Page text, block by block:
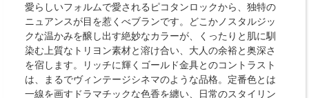
愛らしいフォルムで愛されるピコタンロックから、独特の
ニュアンスが目を惹くべブランです。どこかノスタルジッ
クな温かみを醸し出す絶妙なカラーが、くったりと肌に馴
染む上質なトリヨン素材と溶け合い、大人の余裕と奥深さ
を宿します。リッチに輝くゴールド金具とのコントラスト
は、まるでヴィンテージシネマのような品格。定番色とは
一線を画すドラマチックな色香を纏い、日常のスタイリン